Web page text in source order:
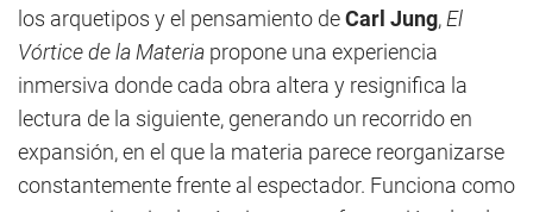
los arquetipos y el pensamiento deCarl Jung, El
Vórtice de la Materia propone una experiencia
inmersiva donde cada obra altera y resignifica la
lectura de la siguiente, generando un recorrido en
expansión, en el que la materia parece reorganizarse
constantemente frente al espectador. Funciona como